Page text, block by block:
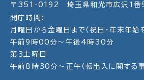
〒351-0192 埼玉県和光市広沢1番
開庁時間：
月曜日から金曜日まで（祝日・年末年始
午前9時00分～午後4時30分
第3土曜日
午前8時30分～正午（転出入に関する事